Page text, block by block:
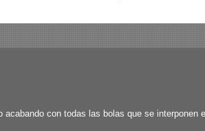
acabando con todas las bolas que se interponen